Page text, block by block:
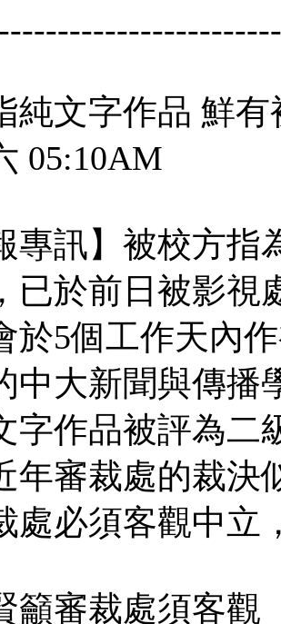
純文字作品 鮮
05:10AM
專訊】被校方
已於前日被影視
於5個工作天內
中大新聞與傳播
字作品被評為二
年審裁處的裁決
處必須客觀中立
籲審裁處須客觀